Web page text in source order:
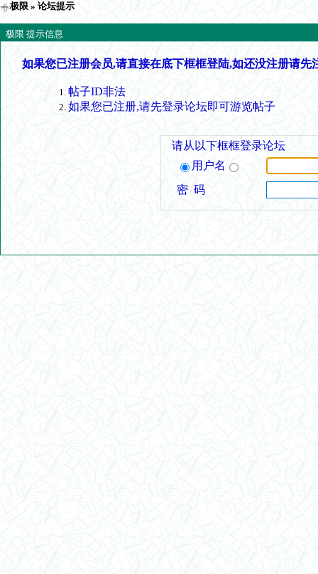
极限 » 论坛提示
极限 提示信息
如果您已注册会员,请直接在底下框框登陆,如还没注册请先
帖子ID非法
如果您已注册,请先登录论坛即可游览帖子
请从以下框框登录论坛
用户名
密 码